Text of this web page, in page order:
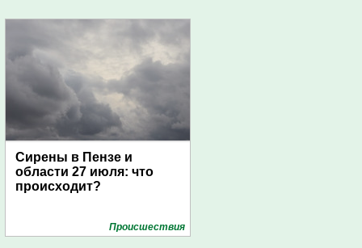
Сирены в Пензе и
области 27 июля: что
происходит?
Проиcшествия